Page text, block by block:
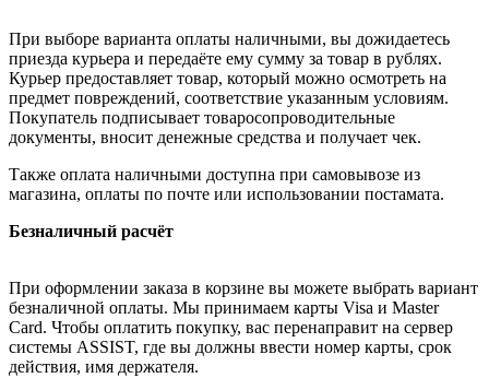
При выборе варианта оплаты наличными, вы дожидаетесь
приезда курьера и передаёте ему сумму за товар в рублях.
Курьер предоставляет товар, который можно осмотреть на
предмет повреждений, соответствие указанным условиям.
Покупатель подписывает товаросопроводительные
документы, вносит денежные средства и получает чек.
Также оплата наличными доступна при самовывозе из
магазина, оплаты по почте или использовании постамата.
Безналичный расчёт
При оформлении заказа в корзине вы можете выбрать вариант
безналичной оплаты. Мы принимаем карты Visa и Master
Card. Чтобы оплатить покупку, вас перенаправит на сервер
системы ASSIST, где вы должны ввести номер карты, срок
действия, имя держателя.